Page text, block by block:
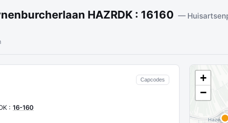
HAZRDK : 16160 —
Capcodes
: 16-160
+
−